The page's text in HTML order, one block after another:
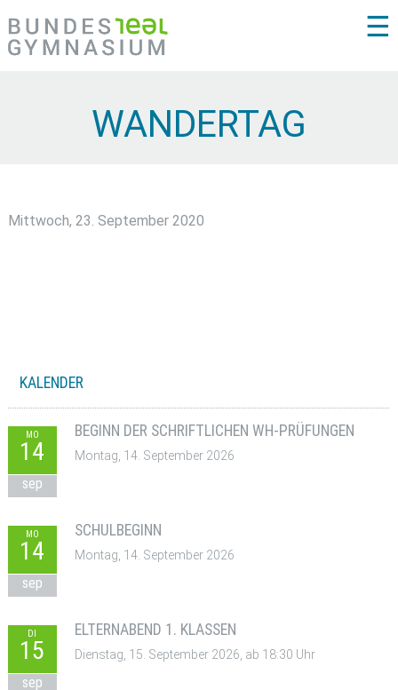
☰
WANDERTAG
Mittwoch, 23. September 2020
KALENDER
MO
14
sep
BEGINN DER SCHRIFTLICHEN WH-PRÜFUNGEN
Montag, 14. September 2026
MO
14
sep
SCHULBEGINN
Montag, 14. September 2026
DI
15
sep
ELTERNABEND 1. KLASSEN
Dienstag, 15. September 2026, ab 18:30 Uhr